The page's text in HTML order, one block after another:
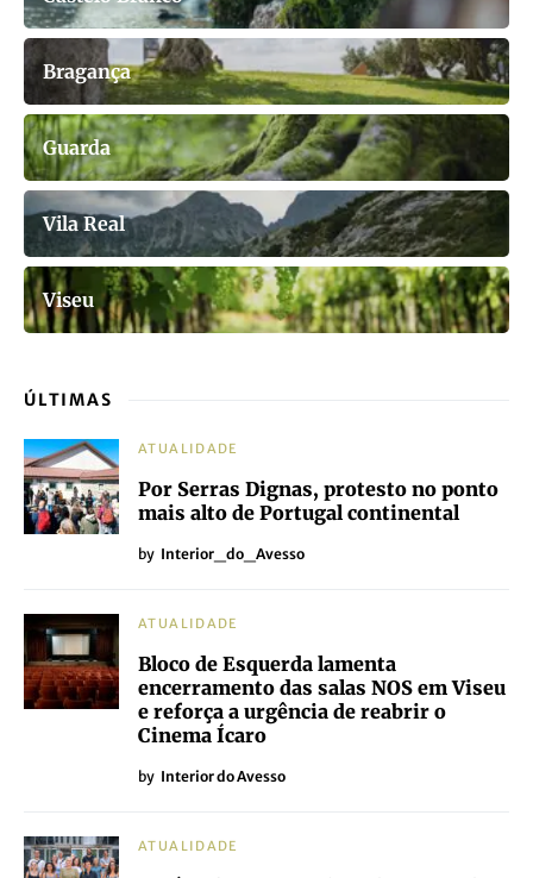
Bragança
Guarda
Vila Real
Viseu
ÚLTIMAS
ATUALIDADE
Por Serras Dignas, protesto no ponto
mais alto de Portugal continental
by Interior_do_Avesso
ATUALIDADE
Bloco de Esquerda lamenta
encerramento das salas NOS em Viseu
e reforça a urgência de reabrir o
Cinema Ícaro
by Interior do Avesso
ATUALIDADE